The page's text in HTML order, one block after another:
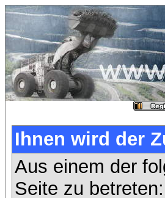
Ihnen wird der
Aus einem der
Seite zu betreten: